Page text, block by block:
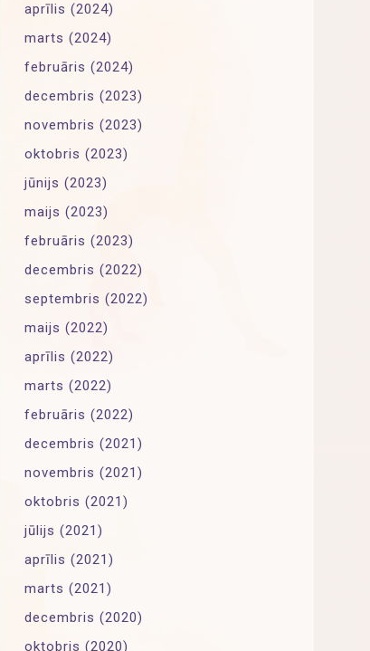
aprīlis (2024)
marts (2024)
februāris (2024)
decembris (2023)
novembris (2023)
oktobris (2023)
jūnijs (2023)
maijs (2023)
februāris (2023)
decembris (2022)
septembris (2022)
maijs (2022)
aprīlis (2022)
marts (2022)
februāris (2022)
decembris (2021)
novembris (2021)
oktobris (2021)
jūlijs (2021)
aprīlis (2021)
marts (2021)
decembris (2020)
oktobris (2020)